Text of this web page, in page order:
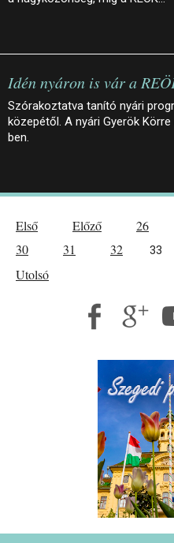
Idén nyáron is vár a
Szórakoztatva tanító nyári
közepétől. A nyári Gyerök
ben.
Első Előző 26
30
31 32 33
Utolsó